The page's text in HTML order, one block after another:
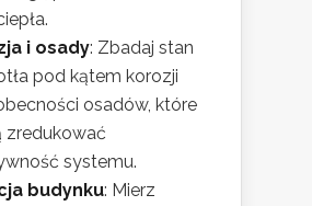
i osady: Zbadaj stan
pod kątem korozji
osadów, które
zredukować
systemu.
budynku: Mierz